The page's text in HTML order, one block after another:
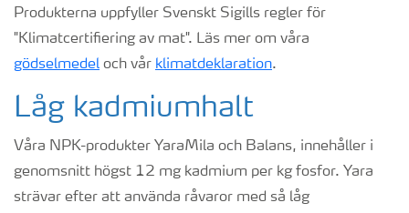
Produkterna uppfyller Svenskt Sigills regler för
"Klimatcertifiering av mat". Läs mer om våra
gödselmedel och vår klimatdeklaration.
Låg kadmiumhalt
Våra NPK-produkter YaraMila och Balans, innehåller i
genomsnitt högst 12 mg kadmium per kg fosfor. Yara
strävar efter att använda råvaror med så låg